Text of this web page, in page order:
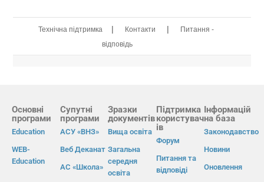
Технічна підтримка | Контакти |
Питання -
відповідь
Основні
програми
Education
WEB-
Education
Супутні
програми
АСУ «ВНЗ»
Веб Деканат
АС «Школа»
Зразки
документів
Вища освіта
Загальна
середня
освіта
Підтримка
користувач
ів
Форум
Питання та
відповіді
Інформацій
на база
Законодавство
Новини
Оновлення